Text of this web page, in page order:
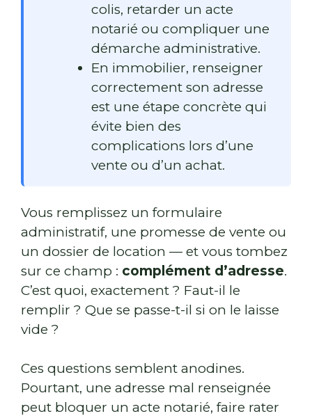
colis, retarder un acte
notarié ou compliquer une
démarche administrative.
En immobilier, renseigner
correctement son adresse
est une étape concrète qui
évite bien des
complications lors d’une
vente ou d’un achat.
Vous remplissez un formulaire
administratif, une promesse de vente ou
un dossier de location — et vous tombez
sur ce champ : complément d’adresse.
C’est quoi, exactement ? Faut-il le
remplir ? Que se passe-t-il si on le laisse
vide ?
Ces questions semblent anodines.
Pourtant, une adresse mal renseignée
peut bloquer un acte notarié, faire rater